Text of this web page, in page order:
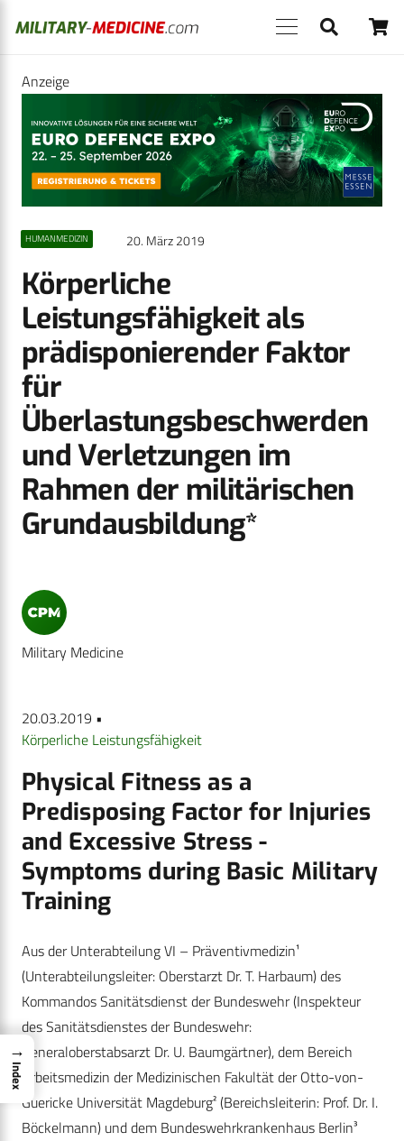
Anzeige
HUMANMEDIZIN 20. März 2019
Körperliche
Leistungsfähigkeit als
prädisponierender Faktor
für
Überlastungsbeschwerden
und Verletzungen im
Rahmen der militärischen
Grundausbildung*
Military Medicine
20.03.2019 •
Körperliche Leistungsfähigkeit
Physical Fitness as a
Predisposing Factor for Injuries
and Excessive Stress -
Symptoms during Basic Military
Training
Aus der Unterabteilung VI – Präventivmedizin¹
(Unterabteilungsleiter: Oberstarzt Dr. T. Harbaum) des
Kommandos Sanitätsdienst der Bundeswehr (Inspekteur
des Sanitätsdienstes der Bundeswehr:
Generaloberstabsarzt Dr. U. Baumgärtner), dem Bereich
Arbeitsmedizin der Medizinischen Fakultät der Otto-von-
Guericke Universität Magdeburg² (Bereichsleiterin: Prof. Dr. I.
Böckelmann) und dem Bundeswehrkrankenhaus Berlin³
→
Index